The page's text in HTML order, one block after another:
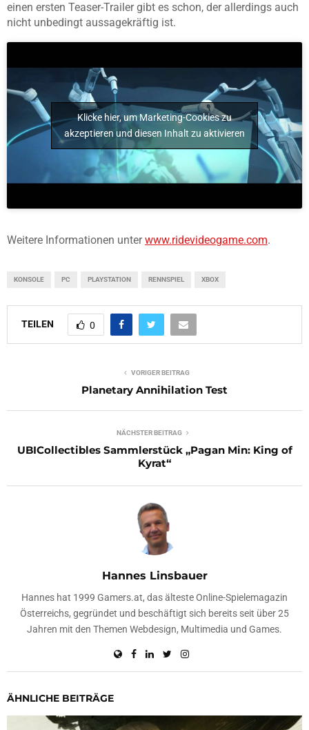
einen ersten Teaser-Trailer gibt es schon, der allerdings auch
nicht unbedingt aussagekräftig ist.
Klicke hier, um Marketing-Cookies zu
akzeptieren und diesen Inhalt zu aktivieren
Weitere Informationen unterwww.ridevideogame.com.
KONSOLE PC PLAYSTATION RENNSPIEL XBOX
TEILEN 0
VORIGER BEITRAG
Planetary Annihilation Test
NÄCHSTER BEITRAG
UBICollectibles Sammlerstück „Pagan Min: King of
Kyrat“
Hannes Linsbauer
Hannes hat 1999 Gamers.at, das älteste Online-Spielemagazin
Österreichs, gegründet und beschäftigt sich bereits seit über 25
Jahren mit den Themen Webdesign, Multimedia und Games.
ÄHNLICHE BEITRÄGE